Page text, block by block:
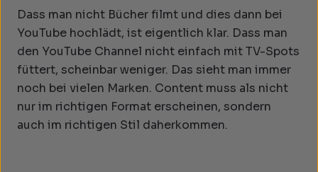
Dass man nicht Bücher filmt und dies dann bei
YouTube hochlädt, ist eigentlich klar. Dass man
den YouTube Channel nicht einfach mit TV-Spots
füttert, scheinbar weniger. Das sieht man immer
noch bei vielen Marken. Content muss als nicht
nur im richtigen Format erscheinen, sondern
auch im richtigen Stil daherkommen.